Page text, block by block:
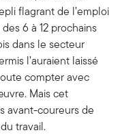
flagrant de l’emploi
6 à 12 prochains
dans le secteur
l’auraient laissé
compter avec
Mais cet
avant-coureurs de
travail.